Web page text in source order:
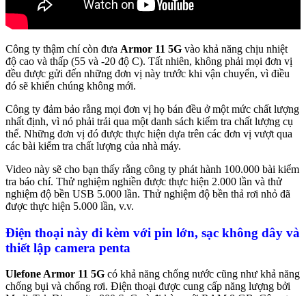
Công ty thậm chí còn đưa Armor 11 5G vào khả năng chịu nhiệt
độ cao và thấp (55 và -20 độ C). Tất nhiên, không phải mọi đơn vị
đều được gửi đến những đơn vị này trước khi vận chuyển, vì điều
đó sẽ khiến chúng không mới.
Công ty đảm bảo rằng mọi đơn vị họ bán đều ở một mức chất lượng
nhất định, vì nó phải trải qua một danh sách kiểm tra chất lượng cụ
thể. Những đơn vị đó được thực hiện dựa trên các đơn vị vượt qua
các bài kiểm tra chất lượng của nhà máy.
Video này sẽ cho bạn thấy rằng công ty phát hành 100.000 bài kiểm
tra báo chí. Thử nghiệm nghiền được thực hiện 2.000 lần và thử
nghiệm độ bền USB 5.000 lần. Thử nghiệm độ bền thả rơi nhỏ đã
được thực hiện 5.000 lần, v.v.
Điện thoại này đi kèm với pin lớn, sạc không dây và
thiết lập camera penta
Ulefone Armor 11 5G có khả năng chống nước cũng như khả năng
chống bụi và chống rơi. Điện thoại được cung cấp năng lượng bởi